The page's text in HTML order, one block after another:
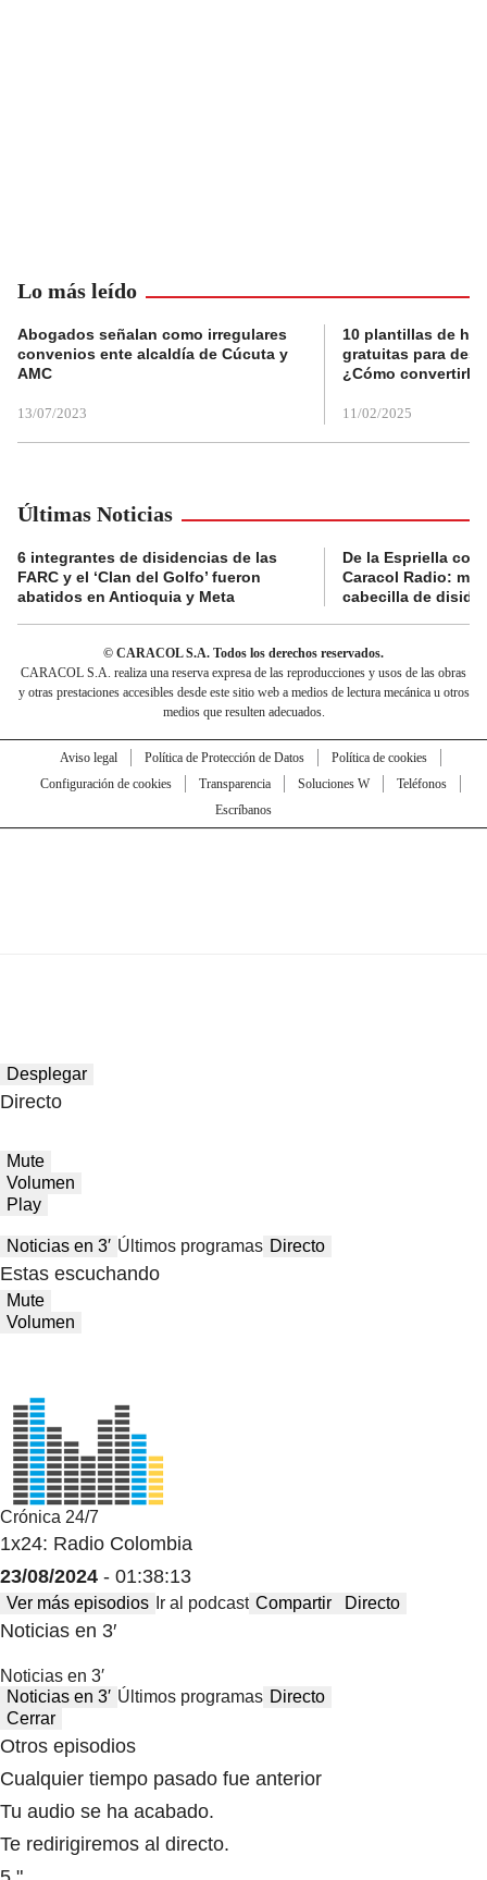
Lo más leído
Abogados señalan como irregulares
convenios ente alcaldía de Cúcuta y
AMC
13/07/2023
10 plantillas de
gratuitas para
¿Cómo convertirla
11/02/2025
Últimas Noticias
6 integrantes de disidencias de las
FARC y el ‘Clan del Golfo’ fueron
abatidos en Antioquia y Meta
De la Espriella
Caracol Radio:
cabecilla de
© CARACOL S.A. Todos los derechos reservados.
CARACOL S.A. realiza una reserva expresa de las reproducciones y usos de las obras
y otras prestaciones accesibles desde este sitio web a medios de lectura mecánica u otros
medios que resulten adecuados.
Aviso legal Política de Protección de Datos
Política de cookies
Configuración de cookies
Transparencia Soluciones W
Teléfonos
Escríbanos
Desplegar
Directo
Mute
Volumen
Play
Noticias en 3′ Últimos programas Directo
Estas escuchando
Mute
Volumen
Crónica 24/7
1x24: Radio Colombia
23/08/2024 - 01:38:13
Ver más episodios Ir al podcast Compartir Directo
Noticias en 3′
Noticias en 3′
Noticias en 3′ Últimos programas Directo
Cerrar
Otros episodios
Cualquier tiempo pasado fue anterior
Tu audio se ha acabado.
Te redirigiremos al directo.